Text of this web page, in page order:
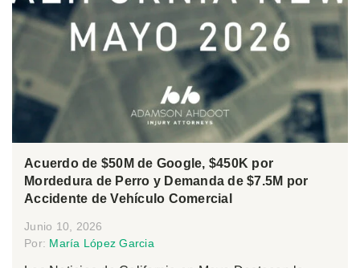
Acuerdo de $50M de Google, $450K por
Mordedura de Perro y Demanda de $7.5M por
Accidente de Vehículo Comercial
Junio 10, 2026
Por: María López Garcia